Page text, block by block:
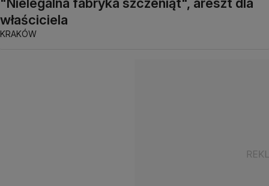
"Nielegalna fabryka szczeniąt", areszt dla
właściciela
KRAKÓW